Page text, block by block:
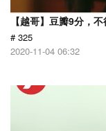
【越哥】豆瓣9分，
# 325
2020-11-04 06:32